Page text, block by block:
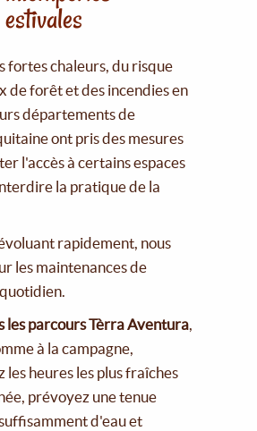
estivales
fortes chaleurs, du risque
de forêt et des incendies en
départements de
ont pris des mesures
l'accès à certains espaces
la pratique de la
rapidement, nous
les maintenances de
les parcours Tèrra Aventura,
à la campagne,
les heures les plus fraîches
prévoyez une tenue
d'eau et